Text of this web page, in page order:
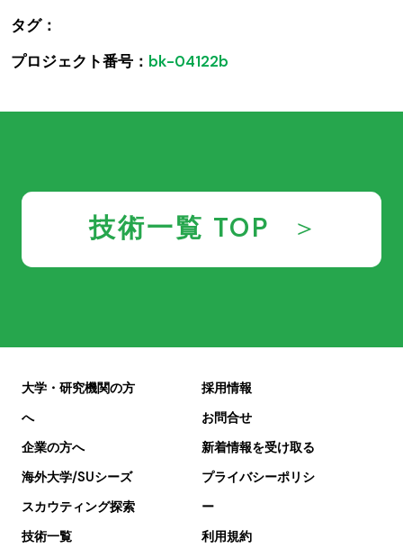
タグ：
プロジェクト番号： bk-04122b
技術一覧 TOP
大学・研究機関の方
へ
企業の方へ
海外大学/SUシーズ
スカウティング探索
技術一覧
採用情報
お問合せ
新着情報を受け取る
プライバシーポリシ
ー
利用規約